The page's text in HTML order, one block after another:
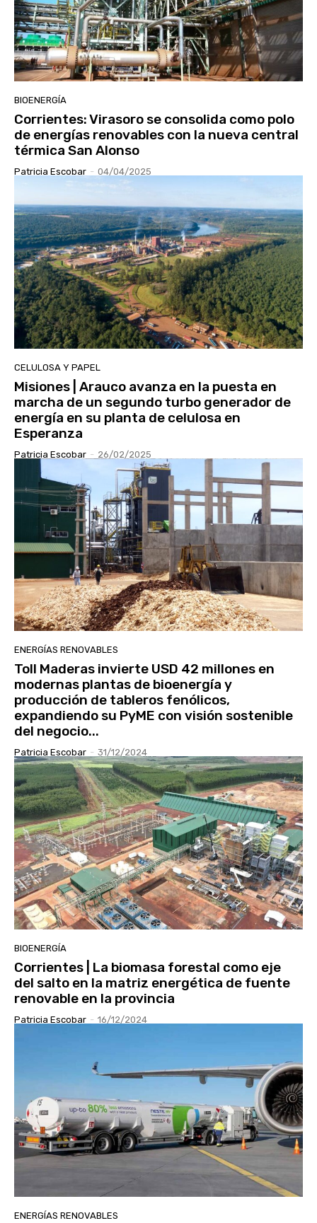
BIOENERGÍA
Corrientes: Virasoro se consolida como polo
de energías renovables con la nueva central
térmica San Alonso
Patricia Escobar - 04/04/2025
CELULOSA Y PAPEL
Misiones | Arauco avanza en la puesta en
marcha de un segundo turbo generador de
energía en su planta de celulosa en
Esperanza
Patricia Escobar - 26/02/2025
ENERGÍAS RENOVABLES
Toll Maderas invierte USD 42 millones en
modernas plantas de bioenergía y
producción de tableros fenólicos,
expandiendo su PyME con visión sostenible
del negocio...
Patricia Escobar - 31/12/2024
BIOENERGÍA
Corrientes | La biomasa forestal como eje
del salto en la matriz energética de fuente
renovable en la provincia
Patricia Escobar - 16/12/2024
ENERGÍAS RENOVABLES